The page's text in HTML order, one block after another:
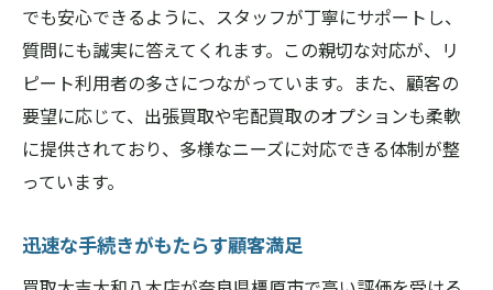
でも安心できるように、スタッフが丁寧にサポートし、
質問にも誠実に答えてくれます。この親切な対応が、リ
ピート利用者の多さにつながっています。また、顧客の
要望に応じて、出張買取や宅配買取のオプションも柔軟
に提供されており、多様なニーズに対応できる体制が整
っています。
迅速な手続きがもたらす顧客満足